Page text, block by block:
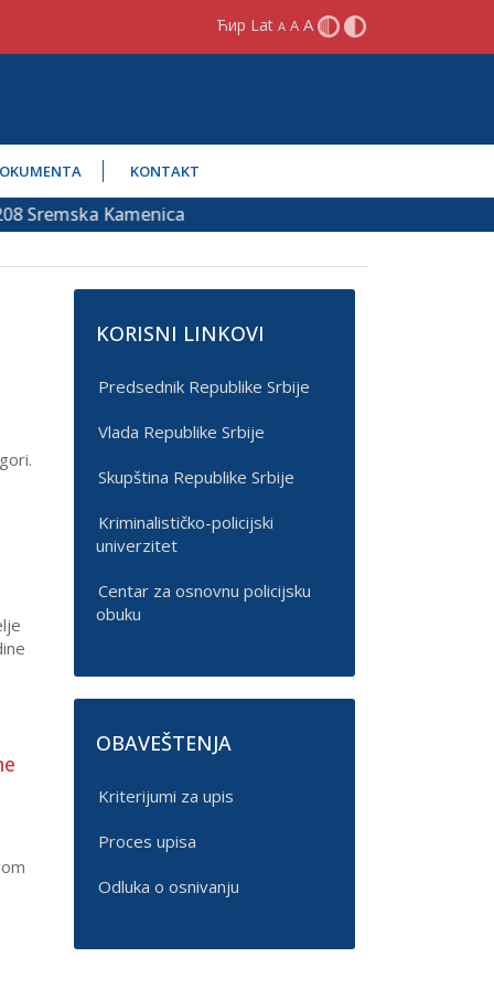
Ћир Lat A A A
KONTAKT
Kamenica
KORISNI LINKOVI
Predsednik Republike Srbije
Vlada Republike Srbije
Skupština Republike Srbije
Kriminalističko-policijski
univerzitet
Centar za osnovnu policijsku
obuku
OBAVEŠTENJA
Kriterijumi za upis
Proces upisa
Odluka o osnivanju